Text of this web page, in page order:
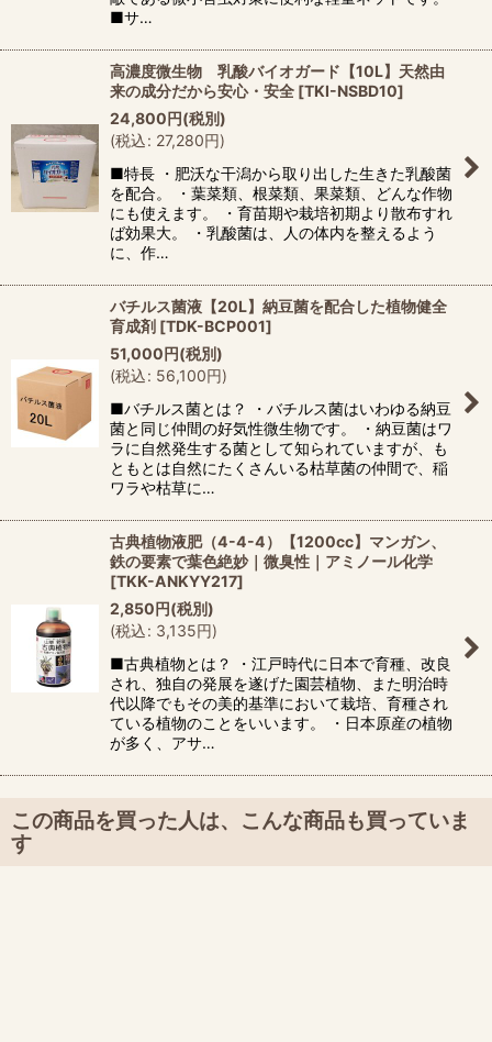
■サ…
高濃度微生物 乳酸バイオガード【10L】天然由
来の成分だから安心・安全 [TKI-NSBD10]
24,800円(税別)
(税込: 27,280円)
■特長 ・肥沃な干潟から取り出した生きた乳酸菌
を配合。 ・葉菜類、根菜類、果菜類、どんな作物
にも使えます。 ・育苗期や栽培初期より散布すれ
ば効果大。 ・乳酸菌は、人の体内を整えるよう
に、作…
バチルス菌液【20L】納豆菌を配合した植物健全
育成剤 [TDK-BCP001]
51,000円(税別)
(税込: 56,100円)
■バチルス菌とは？ ・バチルス菌はいわゆる納豆
菌と同じ仲間の好気性微生物です。 ・納豆菌はワ
ラに自然発生する菌として知られていますが、も
ともとは自然にたくさんいる枯草菌の仲間で、稲
ワラや枯草に…
古典植物液肥（4-4-4）【1200cc】マンガン、
鉄の要素で葉色絶妙｜微臭性｜アミノール化学
[TKK-ANKYY217]
2,850円(税別)
(税込: 3,135円)
■古典植物とは？ ・江戸時代に日本で育種、改良
され、独自の発展を遂げた園芸植物、また明治時
代以降でもその美的基準において栽培、育種され
ている植物のことをいいます。 ・日本原産の植物
が多く、アサ…
この商品を買った人は、こんな商品も買っていま
す